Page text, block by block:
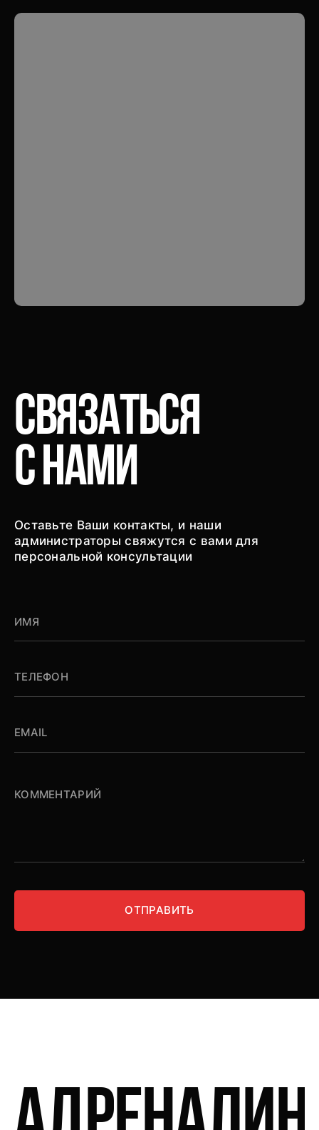
Связаться
снами
Оставьте Ваши контакты, и наши
администраторы свяжутся с вами для
персональной консультации
ОТПРАВИТЬ